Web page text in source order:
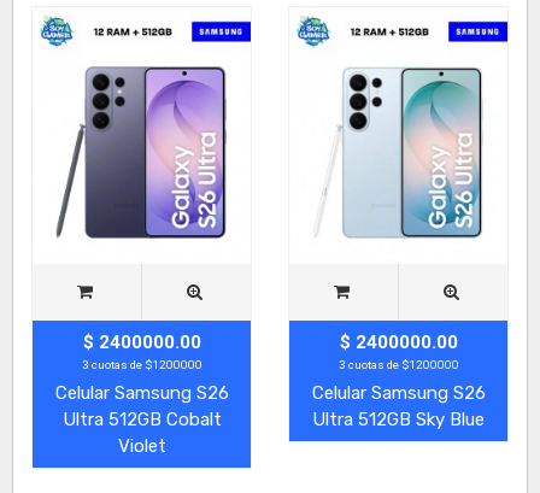
$ 2400000.00
3 cuotas de $1200000
Celular Samsung S26
Ultra 512GB Cobalt
Violet
$ 2400000.00
3 cuotas de $1200000
Celular Samsung S26
Ultra 512GB Sky Blue